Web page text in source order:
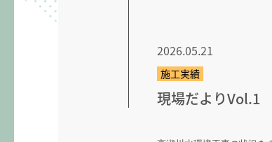
2026.05.21
施工実績
現場だよりVol.1